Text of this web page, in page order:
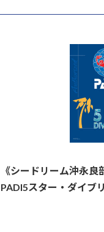
《シードリーム沖永
PADI5スター・ダイブ